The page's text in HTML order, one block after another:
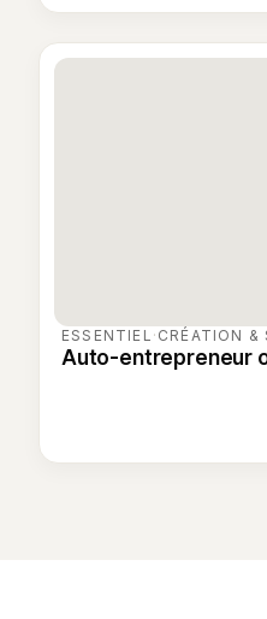
ESSENTIEL · CRÉATION &
Auto-entrepreneur